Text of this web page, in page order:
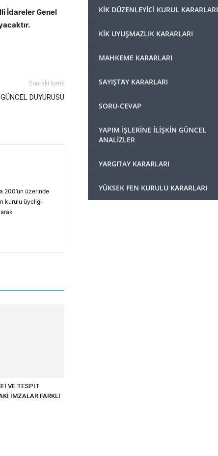
İdareler Genel
Sonraki İçerik
DUYURUSU
200’ün üzerinde
kurulu üyeliği
VE TESPİT
İMZALAR FARKLI
KİK DÜZENLEYİCİ KURUL KARARLARI
KİK UYUŞMAZLIK KARARLARI
MAHKEME KARARLARI
SAYIŞTAY KARARLARI
SORU-CEVAP
YAPIM İŞLERİNE İLİŞKİN GÜNCEL
ANALİZLER
YARGITAY KARARLARI
YÜKSEK FEN KURULU KARARLARI